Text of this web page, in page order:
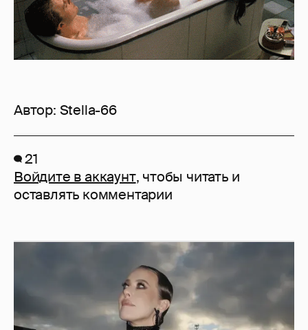
Автор: Stella-66
21
Войдите в аккаунт, чтобы читать и
оставлять комментарии